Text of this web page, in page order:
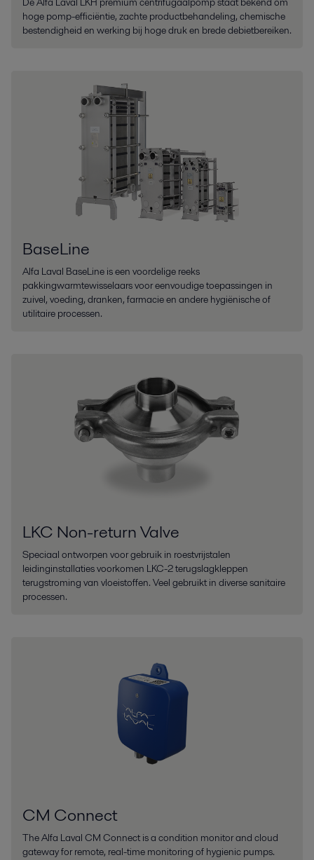
hoge pomp-efficiëntie, zachte productbehandeling, chemische
bestendigheid en werking bij hoge druk en brede debietbereiken.
BaseLine
Alfa Laval BaseLine is een voordelige reeks
pakkingwarmtewisselaars voor eenvoudige toepassingen in
zuivel, voeding, dranken, farmacie en andere hygiënische of
utilitaire processen.
LKC Non-return Valve
Speciaal ontworpen voor gebruik in roestvrijstalen
leidinginstallaties voorkomen LKC-2 terugslagkleppen
terugstroming van vloeistoffen. Veel gebruikt in diverse sanitaire
processen.
CM Connect
The Alfa Laval CM Connect is a condition monitor and cloud
gateway for remote, real-time monitoring of hygienic pumps.